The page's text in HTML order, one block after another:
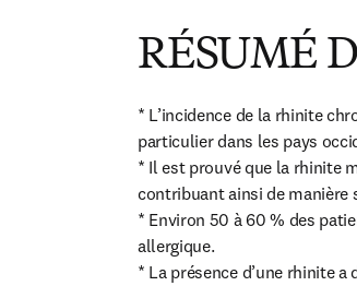
RÉSUMÉ
* L’incidence de la rhinite
particulier dans les pays
* Il est prouvé que la rhinite
contribuant ainsi de manière
* Environ 50 à 60 % des
allergique.
* La présence d’une rhinite